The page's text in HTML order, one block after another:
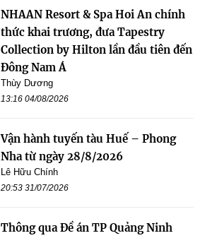
NHAAN Resort & Spa Hoi An chính
thức khai trương, đưa Tapestry
Collection by Hilton lần đầu tiên đến
Đông Nam Á
Thùy Dương
13:16 04/08/2026
Vận hành tuyến tàu Huế – Phong
Nha từ ngày 28/8/2026
Lê Hữu Chính
20:53 31/07/2026
Thông qua Đề án TP Quảng Ninh